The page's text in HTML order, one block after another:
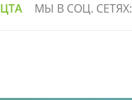
ЦТА МЫ В СОЦ. СЕТЯХ: